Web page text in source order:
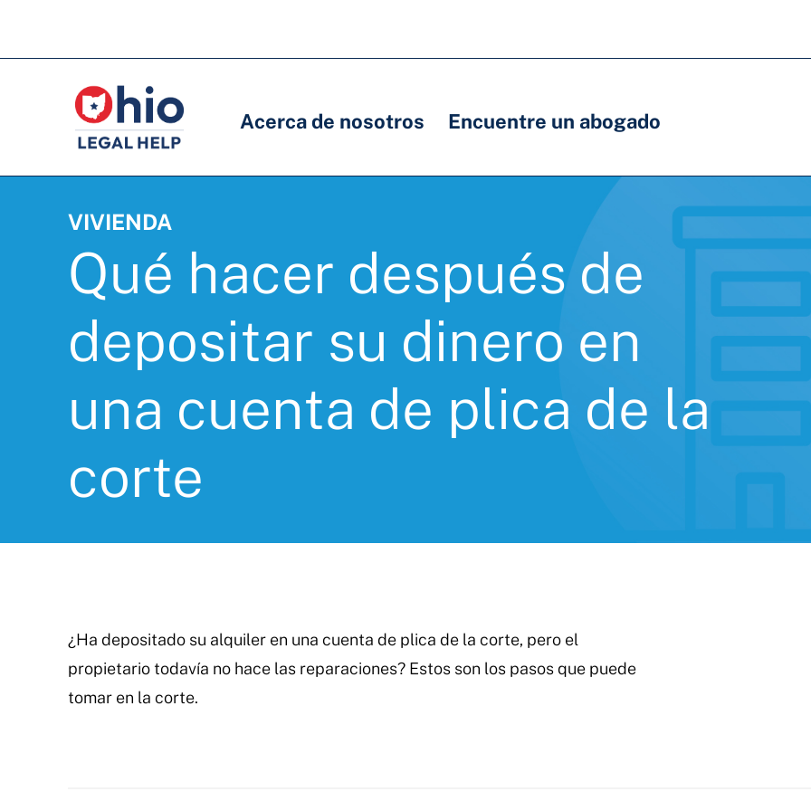
principal
Acerca de nosotros Encuentre un abogado
principal
VIVIENDA
Qué hacer después de
depositar su dinero en
una cuenta de plica de la
corte
¿Ha depositado su alquiler en una cuenta de plica de la corte, pero el
propietario todavía no hace las reparaciones? Estos son los pasos que puede
tomar en la corte.